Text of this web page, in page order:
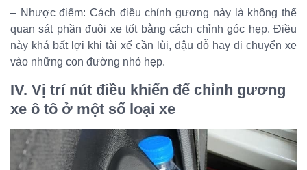
– Nhược điểm: Cách điều chỉnh gương này là không thể
quan sát phần đuôi xe tốt bằng cách chỉnh góc hẹp. Điều
này khá bất lợi khi tài xế cần lùi, đậu đỗ hay di chuyển xe
vào những con đường nhỏ hẹp.
IV. Vị trí nút điều khiển để chỉnh gương
xe ô tô ở một số loại xe